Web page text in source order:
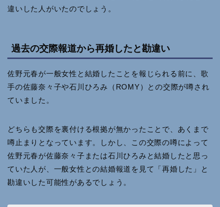
違いした人がいたのでしょう。
過去の交際報道から再婚したと勘違い
佐野元春が一般女性と結婚したことを報じられる前に、歌
手の佐藤奈々子や石川ひろみ（ROMY）との交際が噂され
ていました。
どちらも交際を裏付ける根拠が無かったことで、あくまで
噂止まりとなっています。しかし、この交際の噂によって
佐野元春が佐藤奈々子または石川ひろみと結婚したと思っ
ていた人が、一般女性との結婚報道を見て「再婚した」と
勘違いした可能性があるでしょう。